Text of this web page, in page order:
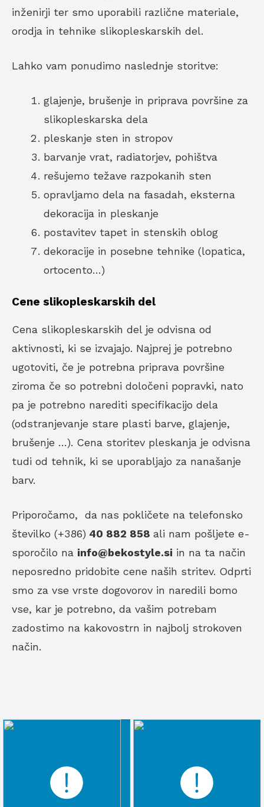
inženirji ter smo uporabili različne materiale,
orodja in tehnike slikopleskarskih del.
Lahko vam ponudimo naslednje storitve:
glajenje, brušenje in priprava površine za
slikopleskarska dela
pleskanje sten in stropov
barvanje vrat, radiatorjev, pohištva
rešujemo težave razpokanih sten
opravljamo dela na fasadah, eksterna
dekoracija in pleskanje
postavitev tapet in stenskih oblog
dekoracije in posebne tehnike (lopatica,
ortocento…)
Cene slikopleskarskih del
Cena slikopleskarskih del je odvisna od
aktivnosti, ki se izvajajo. Najprej je potrebno
ugotoviti, če je potrebna priprava površine
ziroma če so potrebni določeni popravki, nato
pa je potrebno narediti specifikacijo dela
(odstranjevanje stare plasti barve, glajenje,
brušenje …). Cena storitev pleskanja je odvisna
tudi od tehnik, ki se uporabljajo za nanašanje
barv.
Priporočamo, da nas pokličete na telefonsko
številko (+386) 40 882 858 ali nam pošljete e-
sporočilo na info@bekostyle.si in na ta način
neposredno pridobite cene naših stritev. Odprti
smo za vse vrste dogovorov in naredili bomo
vse, kar je potrebno, da vašim potrebam
zadostimo na kakovostrn in najbolj strokoven
način.